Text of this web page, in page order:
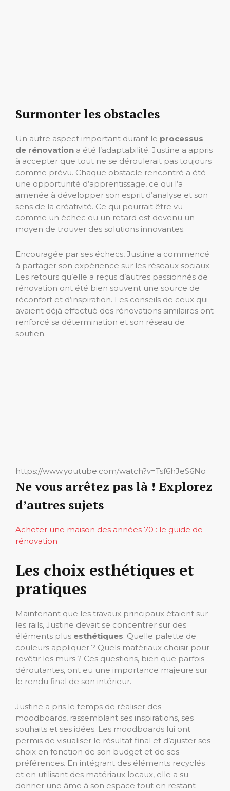
Surmonter les obstacles
Un autre aspect important durant le processus
de rénovation a été l’adaptabilité. Justine a appris
à accepter que tout ne se déroulerait pas toujours
comme prévu. Chaque obstacle rencontré a été
une opportunité d’apprentissage, ce qui l’a
amenée à développer son esprit d’analyse et son
sens de la créativité. Ce qui pourrait être vu
comme un échec ou un retard est devenu un
moyen de trouver des solutions innovantes.
Encouragée par ses échecs, Justine a commencé
à partager son expérience sur les réseaux sociaux.
Les retours qu’elle a reçus d’autres passionnés de
rénovation ont été bien souvent une source de
réconfort et d’inspiration. Les conseils de ceux qui
avaient déjà effectué des rénovations similaires ont
renforcé sa détermination et son réseau de
soutien.
https://www.youtube.com/watch?v=Tsf6hJeS6No
Ne vous arrêtez pas là ! Explorez
d’autres sujets
Acheter une maison des années 70 : le guide de
rénovation
Les choix esthétiques et
pratiques
Maintenant que les travaux principaux étaient sur
les rails, Justine devait se concentrer sur des
éléments plus esthétiques. Quelle palette de
couleurs appliquer ? Quels matériaux choisir pour
revêtir les murs ? Ces questions, bien que parfois
déroutantes, ont eu une importance majeure sur
le rendu final de son intérieur.
Justine a pris le temps de réaliser des
moodboards, rassemblant ses inspirations, ses
souhaits et ses idées. Les moodboards lui ont
permis de visualiser le résultat final et d’ajuster ses
choix en fonction de son budget et de ses
préférences. En intégrant des éléments recyclés
et en utilisant des matériaux locaux, elle a su
donner une âme à son espace tout en restant